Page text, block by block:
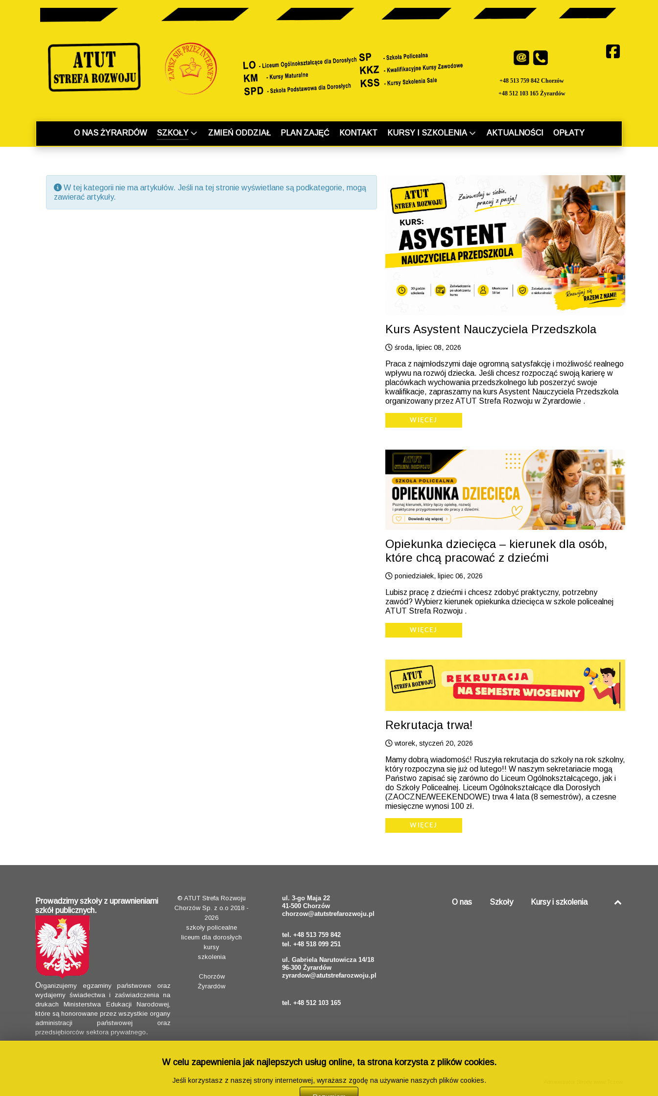
+48 513 759 842 Chorzów
+48 512 103 165 Żyrardów
O NAS ŻYRARDÓW SZKOŁY ZMIEŃ ODDZIAŁ PLAN ZAJĘĆ KONTAKT KURSY I SZKOLENIA AKTUALNOŚCI OPŁATY
Informacja
W tej kategorii nie ma artykułów. Jeśli na tej stronie wyświetlane są podkategorie, mogą
zawierać artykuły.
Kurs Asystent Nauczyciela Przedszkola
środa, lipiec 08, 2026
Praca z najmłodszymi daje ogromną satysfakcję i możliwość realnego
wpływu na rozwój dziecka. Jeśli chcesz rozpocząć swoją karierę w
placówkach wychowania przedszkolnego lub poszerzyć swoje
kwalifikacje, zapraszamy na kurs Asystent Nauczyciela Przedszkola
organizowany przez ATUT Strefa Rozwoju w Żyrardowie .
WIĘCEJ
Opiekunka dziecięca – kierunek dla osób,
które chcą pracować z dziećmi
poniedziałek, lipiec 06, 2026
Lubisz pracę z dziećmi i chcesz zdobyć praktyczny, potrzebny
zawód? Wybierz kierunek opiekunka dziecięca w szkole policealnej
ATUT Strefa Rozwoju .
WIĘCEJ
Rekrutacja trwa!
wtorek, styczeń 20, 2026
Mamy dobrą wiadomość! Ruszyła rekrutacja do szkoły na rok szkolny,
który rozpoczyna się już od lutego!! W naszym sekretariacie mogą
Państwo zapisać się zarówno do Liceum Ogólnokształcącego, jak i
do Szkoły Policealnej. Liceum Ogólnokształcące dla Dorosłych
(ZAOCZNE/WEEKENDOWE) trwa 4 lata (8 semestrów), a czesne
miesięczne wynosi 100 zł.
WIĘCEJ
Prowadzimy szkoły z uprawnieniami
szkół publicznych.
Organizujemy egzaminy państwowe oraz
wydajemy świadectwa i zaświadczenia na
drukach Ministerstwa Edukacji Narodowej,
które są honorowane przez wszystkie organy
administracji państwowej oraz
przedsiębiorców sektora prywatnego.
© ATUT Strefa Rozwoju
Chorzów Sp. z o.o 2018 -
2026
szkoły policealne
liceum dla dorosłych
kursy
szkolenia
Chorzów
Żyrardów
ul. 3-go Maja 22
41-500 Chorzów
chorzow@atutstrefarozwoju.pl
tel. +48 513 759 842
tel. +48 518 099 251
ul. Gabriela Narutowicza 14/18
96-300 Żyrardów
zyrardow@atutstrefarozwoju.pl
tel. +48 512 103 165
O nas Szkoły Kursy i szkolenia
W celu zapewnienia jak najlepszych usług online, ta strona korzysta z plików cookies.
Jeśli korzystasz z naszej strony internetowej, wyrażasz zgodę na używanie naszych plików cookies.